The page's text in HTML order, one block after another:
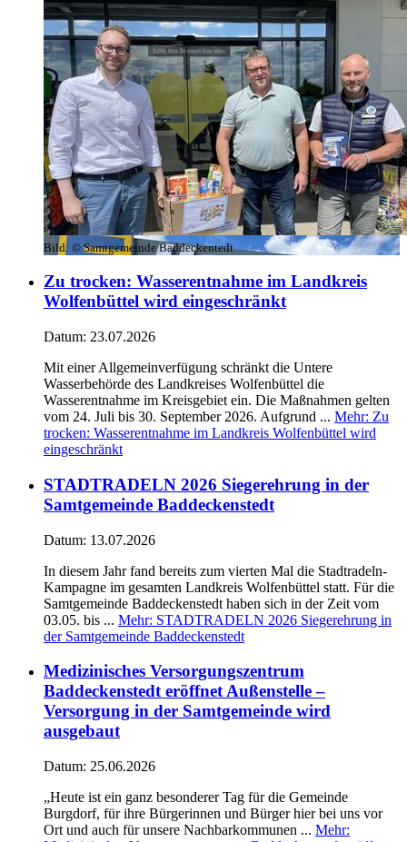
Bild: © Samtgemeinde Baddeckentedt
Zu trocken: Wasserentnahme im Landkreis
Wolfenbüttel wird eingeschränkt
Datum: 23.07.2026
Mit einer Allgemeinverfügung schränkt die Untere
Wasserbehörde des Landkreises Wolfenbüttel die
Wasserentnahme im Kreisgebiet ein. Die Maßnahmen gelten
vom 24. Juli bis 30. September 2026. Aufgrund ... Mehr: Zu
trocken: Wasserentnahme im Landkreis Wolfenbüttel wird
eingeschränkt
STADTRADELN 2026 Siegerehrung in der
Samtgemeinde Baddeckenstedt
Datum: 13.07.2026
In diesem Jahr fand bereits zum vierten Mal die Stadtradeln-
Kampagne im gesamten Landkreis Wolfenbüttel statt. Für die
Samtgemeinde Baddeckenstedt haben sich in der Zeit vom
03.05. bis ... Mehr: STADTRADELN 2026 Siegerehrung in
der Samtgemeinde Baddeckenstedt
Medizinisches Versorgungszentrum
Baddeckenstedt eröffnet Außenstelle –
Versorgung in der Samtgemeinde wird
ausgebaut
Datum: 25.06.2026
„Heute ist ein ganz besonderer Tag für die Gemeinde
Burgdorf, für ihre Bürgerinnen und Bürger hier bei uns vor
Ort und auch für unsere Nachbarkommunen ... Mehr: